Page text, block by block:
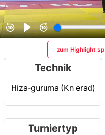
zum Highlight
Technik
Hiza-guruma (Knierad)
Turniertyp